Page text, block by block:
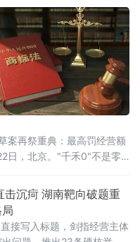
为更高水平平安辽宁、法治
的司法民主动能。会议第一
常委、政法委书记郑艺对
案再祭重典：最高罚经营额
日，北京。"千禾0"不是零
册商标，而非产品承诺
人大常委会法工委披露，商
开幕的十四
击沉疴 湖南靶向破题重
接写入标题，剑指经营主体